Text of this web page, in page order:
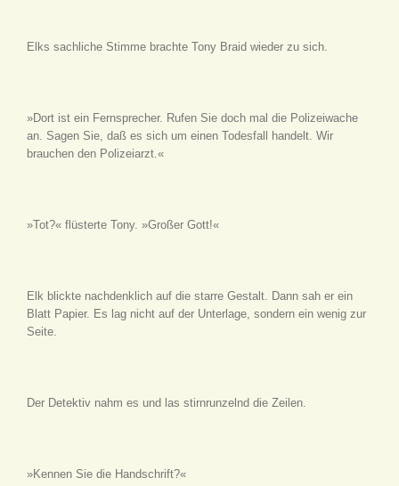
Elks sachliche Stimme brachte Tony Braid wieder zu sich.
»Dort ist ein Fernsprecher. Rufen Sie doch mal die Polizeiwache
an. Sagen Sie, daß es sich um einen Todesfall handelt. Wir
brauchen den Polizeiarzt.«
»Tot?« flüsterte Tony. »Großer Gott!«
Elk blickte nachdenklich auf die starre Gestalt. Dann sah er ein
Blatt Papier. Es lag nicht auf der Unterlage, sondern ein wenig zur
Seite.
Der Detektiv nahm es und las stirnrunzelnd die Zeilen.
»Kennen Sie die Handschrift?«